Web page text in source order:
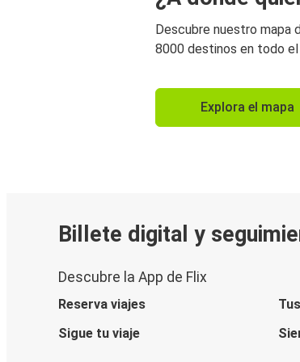
Descubre nuestro mapa
8000 destinos en todo el
Explora el mapa
Billete digital y
Descubre la App de Flix
Reserva viajes
Sigue tu viaje